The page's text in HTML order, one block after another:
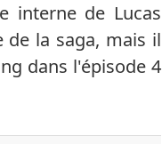
interne de Lucas
la saga, mais il
dans l'épisode 4